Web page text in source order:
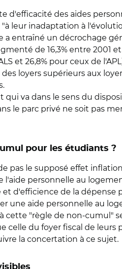
d'efficacité des aides
leur inadaptation à
a entraîné un décrochage
de 16,3% entre 2001
et 26,8% pour ceux de
loyers supérieurs aux
qui va dans le sens du
le parc privé ne soit pas
pour les étudiants ?
pas le supposé effet
l'aide personnelle au
d'efficience de la dépense
une aide personnelle au
cette "règle de non-cumul"
celle du foyer fiscal de
la concertation à ce sujet.